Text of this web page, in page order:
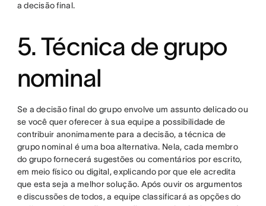
a decisão final.
5. Técnica de grupo
nominal
Se a decisão final do grupo envolve um assunto delicado ou
se você quer oferecer à sua equipe a possibilidade de
contribuir anonimamente para a decisão, a técnica de
grupo nominal é uma boa alternativa. Nela, cada membro
do grupo fornecerá sugestões ou comentários por escrito,
em meio físico ou digital, explicando por que ele acredita
que esta seja a melhor solução. Após ouvir os argumentos
e discussões de todos, a equipe classificará as opções do